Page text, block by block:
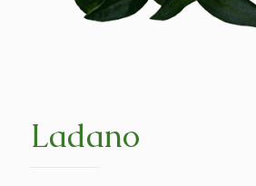
Ladano